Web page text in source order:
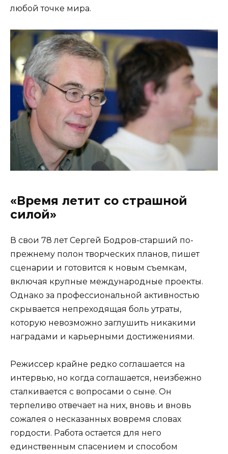
любой точке мира.
«Время летит со страшной
силой»
В свои 78 лет Сергей Бодров-старший по-
прежнему полон творческих планов, пишет
сценарии и готовится к новым съемкам,
включая крупные международные проекты.
Однако за профессиональной активностью
скрывается непреходящая боль утраты,
которую невозможно заглушить никакими
наградами и карьерными достижениями.
Режиссер крайне редко соглашается на
интервью, но когда соглашается, неизбежно
сталкивается с вопросами о сыне. Он
терпеливо отвечает на них, вновь и вновь
сожалея о несказанных вовремя словах
гордости. Работа остается для него
единственным спасением и способом